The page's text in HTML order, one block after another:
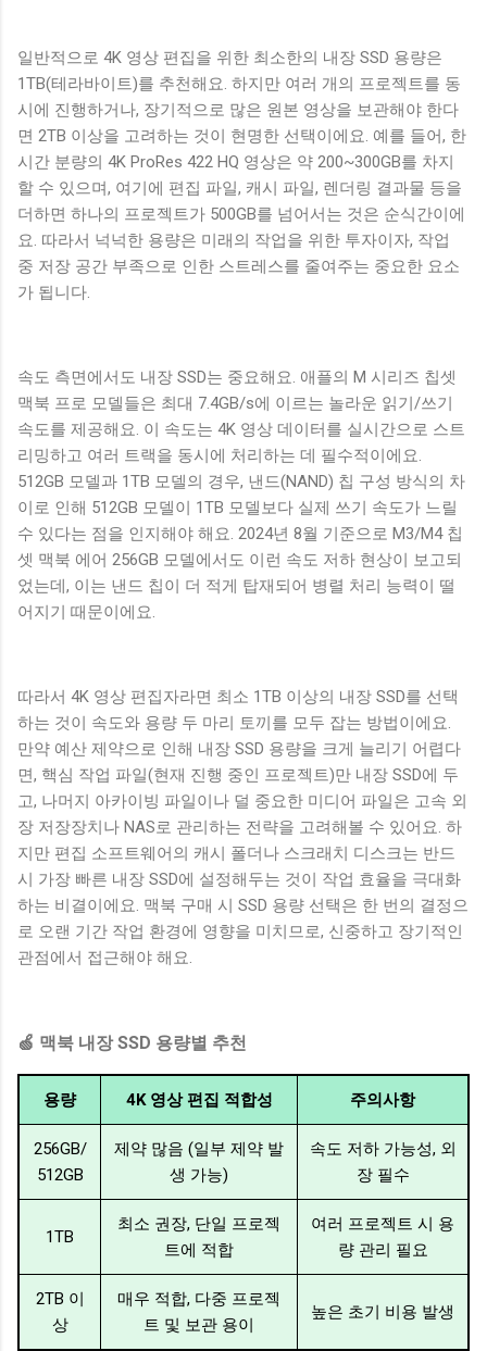
일반적으로 4K 영상 편집을 위한 최소한의 내장 SSD 용량은
1TB(테라바이트)를 추천해요. 하지만 여러 개의 프로젝트를 동
시에 진행하거나, 장기적으로 많은 원본 영상을 보관해야 한다
면 2TB 이상을 고려하는 것이 현명한 선택이에요. 예를 들어, 한
시간 분량의 4K ProRes 422 HQ 영상은 약 200~300GB를 차지
할 수 있으며, 여기에 편집 파일, 캐시 파일, 렌더링 결과물 등을
더하면 하나의 프로젝트가 500GB를 넘어서는 것은 순식간이에
요. 따라서 넉넉한 용량은 미래의 작업을 위한 투자이자, 작업
중 저장 공간 부족으로 인한 스트레스를 줄여주는 중요한 요소
가 됩니다.
속도 측면에서도 내장 SSD는 중요해요. 애플의 M 시리즈 칩셋
맥북 프로 모델들은 최대 7.4GB/s에 이르는 놀라운 읽기/쓰기
속도를 제공해요. 이 속도는 4K 영상 데이터를 실시간으로 스트
리밍하고 여러 트랙을 동시에 처리하는 데 필수적이에요.
512GB 모델과 1TB 모델의 경우, 낸드(NAND) 칩 구성 방식의 차
이로 인해 512GB 모델이 1TB 모델보다 실제 쓰기 속도가 느릴
수 있다는 점을 인지해야 해요. 2024년 8월 기준으로 M3/M4 칩
셋 맥북 에어 256GB 모델에서도 이런 속도 저하 현상이 보고되
었는데, 이는 낸드 칩이 더 적게 탑재되어 병렬 처리 능력이 떨
어지기 때문이에요.
따라서 4K 영상 편집자라면 최소 1TB 이상의 내장 SSD를 선택
하는 것이 속도와 용량 두 마리 토끼를 모두 잡는 방법이에요.
만약 예산 제약으로 인해 내장 SSD 용량을 크게 늘리기 어렵다
면, 핵심 작업 파일(현재 진행 중인 프로젝트)만 내장 SSD에 두
고, 나머지 아카이빙 파일이나 덜 중요한 미디어 파일은 고속 외
장 저장장치나 NAS로 관리하는 전략을 고려해볼 수 있어요. 하
지만 편집 소프트웨어의 캐시 폴더나 스크래치 디스크는 반드
시 가장 빠른 내장 SSD에 설정해두는 것이 작업 효율을 극대화
하는 비결이에요. 맥북 구매 시 SSD 용량 선택은 한 번의 결정으
로 오랜 기간 작업 환경에 영향을 미치므로, 신중하고 장기적인
관점에서 접근해야 해요.
🍏 맥북 내장 SSD 용량별 추천
용량 4K 영상 편집 적합성 주의사항
256GB/
512GB
제약 많음 (일부 제약 발
생 가능)
속도 저하 가능성, 외
장 필수
1TB
최소 권장, 단일 프로젝
트에 적합
여러 프로젝트 시 용
량 관리 필요
2TB 이
상
매우 적합, 다중 프로젝
트 및 보관 용이
높은 초기 비용 발생